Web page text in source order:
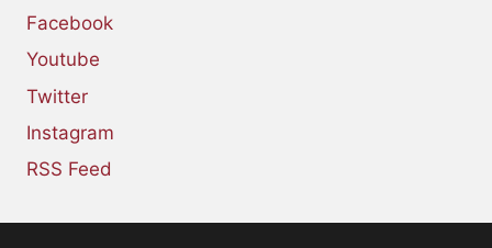
Facebook
Youtube
Twitter
Instagram
RSS Feed